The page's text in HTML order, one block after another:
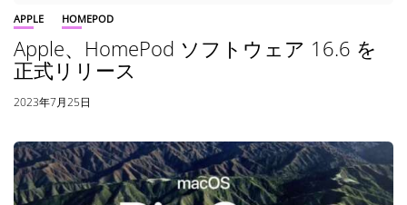
APPLE HOMEPOD
Apple、HomePod ソフトウェア 16.6 を
正式リリース
2023年7月25日